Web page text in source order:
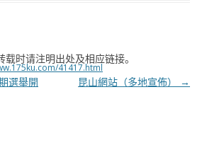
载时请注明出处及相应链接。
41417.html
選舉開
昆山網站（多地宣佈） →